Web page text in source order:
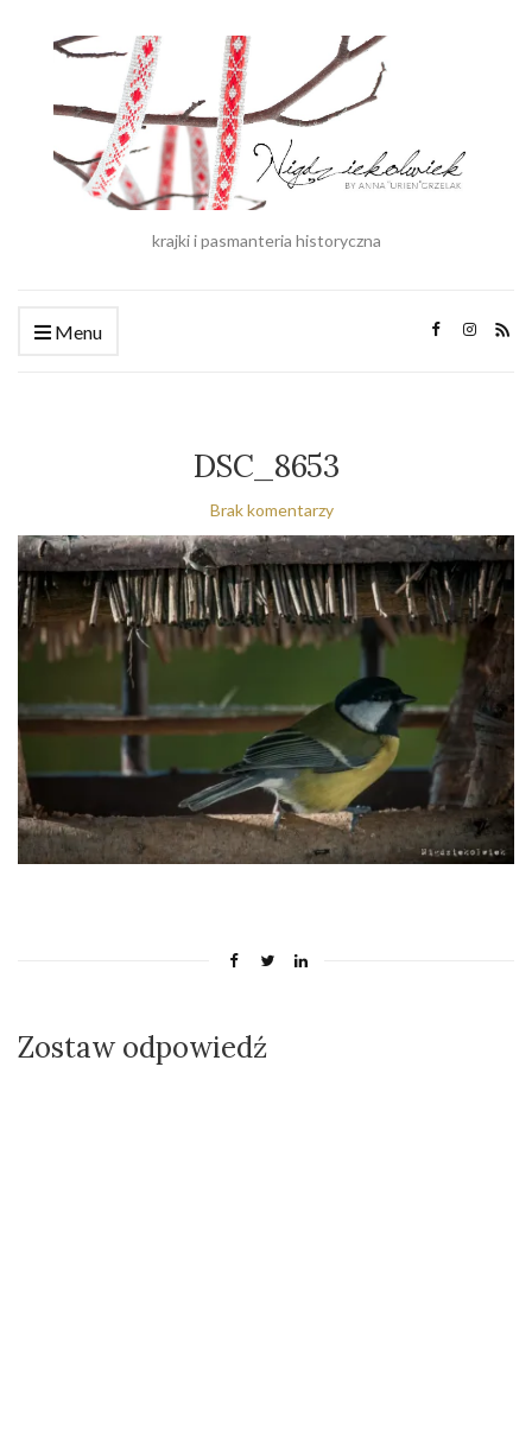
krajki i pasmanteria historyczna
Menu
DSC_8653
Brak komentarzy
Zostaw odpowiedź